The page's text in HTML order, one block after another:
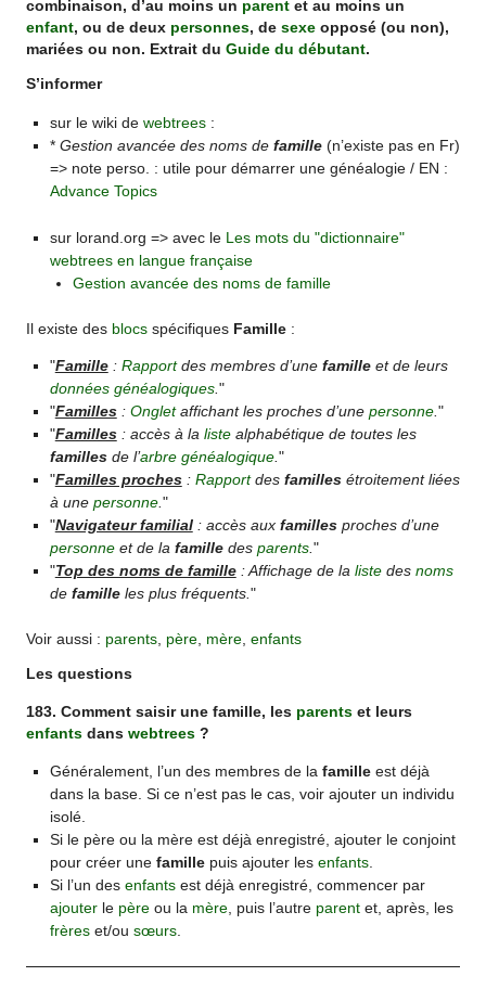
combinaison, d’au moins un parent et au moins un
enfant, ou de deux personnes, desexe opposé (ou non),
mariées ou non. Extrait duGuide du débutant.
S’informer
sur le wiki de webtrees:
* Gestion avancée des noms de famille(n’existe pas en Fr)
=> note perso. : utile pour démarrer une généalogie / EN :
Advance Topics
sur lorand.org => avec le Les mots du "dictionnaire"
webtrees en langue française
Gestion avancée des noms de famille
Il existe des blocs spécifiques Famille :
"Famille: Rapportdes membres d’une familleet de leurs
données généalogiques."
"Familles: Ongletaffichant les proches d’une personne."
"Familles: accès à la listealphabétique de toutes les
famillesde l’arbre généalogique."
"Familles proches: Rapportdes famillesétroitement liées
à une personne."
"Navigateur familial: accès aux famillesproches d’une
personneet de la famille des parents."
"Top des noms de famille: Affichage de la listedes noms
de familleles plus fréquents."
Voir aussi : parents père mère ,enfants
Les questions
183. Comment saisir une famille, les parents et leurs
enfants danswebtrees ?
Généralement, l’un des membres de la familleest déjà
dans la base. Si ce n’est pas le cas, voir ajouter un individu
isolé.
Si le père ou la mère est déjà enregistré, ajouter le conjoint
pour créer une famillepuis ajouter les enfants.
Si l’un des enfantsest déjà enregistré, commencer par
ajouterle pèreou la mère, puis l’autre parentet, après, les
frèreset/ou sœurs.